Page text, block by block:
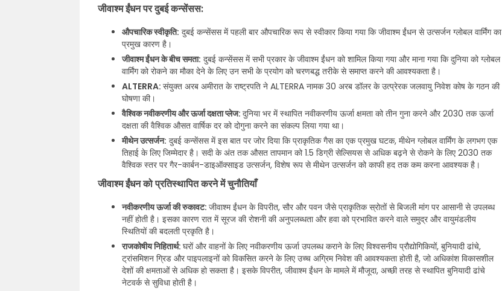
जीवाश्म ईंधन पर दुबई कन्सेंसस:
औपचारिक स्वीकृति: दुबई कन्सेंसस में पहली बार औपचारिक रूप से स्वीकार किया गया कि जीवाश्म ईंधन से उत्सर्जन ग्लोबल वार्मिंग का
प्रमुख कारण है।
जीवाश्म ईंधन के बीच समता: दुबई कन्सेंसस में सभी प्रकार के जीवाश्म ईंधन को शामिल किया गया और माना गया कि दुनिया को ग्लोबल
वार्मिंग को रोकने का मौका देने के लिए उन सभी के प्रयोग को चरणबद्ध तरीके से समाप्त करने की आवश्यकता है।
ALTERRA: संयुक्त अरब अमीरात के राष्ट्रपति ने ALTERRA नामक 30 अरब डॉलर के उत्प्रेरक जलवायु निवेश कोष के गठन की
घोषणा की।
वैश्विक नवीकरणीय और ऊर्जा दक्षता प्लेज: दुनिया भर में स्थापित नवीकरणीय ऊर्जा क्षमता को तीन गुना करने और 2030 तक ऊर्जा
दक्षता की वैश्विक औसत वार्षिक दर को दोगुना करने का संकल्प लिया गया था।
मीथेन उत्सर्जन: दुबई कन्सेंसस में इस बात पर जोर दिया कि प्राकृतिक गैस का एक प्रमुख घटक, मीथेन ग्लोबल वार्मिंग के लगभग एक
तिहाई के लिए जिम्मेदार है। सदी के अंत तक औसत तापमान को 1.5 डिग्री सेल्सियस से अधिक बढ़ने से रोकने के लिए 2030 तक
वैश्विक स्तर पर गैर-कार्बन-डाइऑक्साइड उत्सर्जन, विशेष रूप से मीथेन उत्सर्जन को काफी हद तक कम करना आवश्यक है।
जीवाश्म ईंधन को प्रतिस्थापित करने में चुनौतियाँ
नवीकरणीय ऊर्जा की रुकावट: जीवाश्म ईंधन के विपरीत, सौर और पवन जैसे प्राकृतिक स्रोतों से बिजली मांग पर आसानी से उपलब्ध
नहीं होती है। इसका कारण रात में सूरज की रोशनी की अनुपलब्धता और हवा को प्रभावित करने वाले समुद्र और वायुमंडलीय
स्थितियों की बदलती प्रकृति है।
राजकोषीय निहितार्थ: घरों और वाहनों के लिए नवीकरणीय ऊर्जा उपलब्ध कराने के लिए विश्वसनीय प्रौद्योगिकियों, बुनियादी ढांचे,
ट्रांसमिशन ग्रिड और पाइपलाइनों को विकसित करने के लिए उच्च अग्रिम निवेश की आवश्यकता होती है, जो अधिकांश विकासशील
देशों की क्षमताओं से अधिक हो सकता है। इसके विपरीत, जीवाश्म ईंधन के मामले में मौजूदा, अच्छी तरह से स्थापित बुनियादी ढांचे
नेटवर्क से सुविधा होती है।